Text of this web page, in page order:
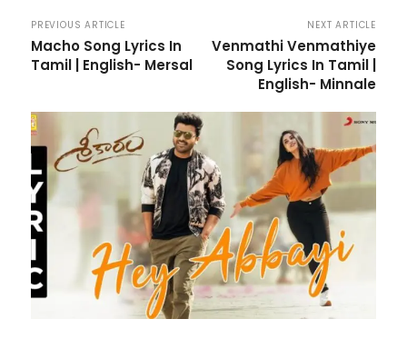
PREVIOUS ARTICLE
Macho Song Lyrics In
Tamil | English- Mersal
NEXT ARTICLE
Venmathi Venmathiye
Song Lyrics In Tamil |
English- Minnale